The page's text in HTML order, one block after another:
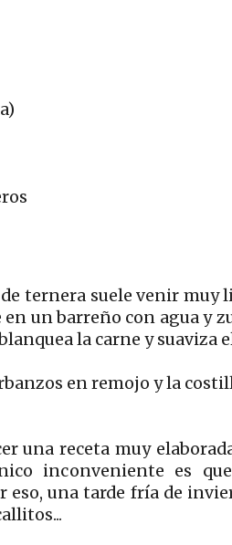
ternera suele venir muy
en un barreño con agua y
la carne y suaviza
en remojo y la
una receta muy
inconveniente es
eso, una tarde fría de